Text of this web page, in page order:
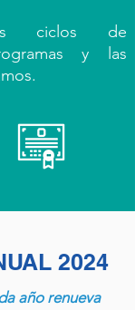
2024
año renueva
ciclos de
y las